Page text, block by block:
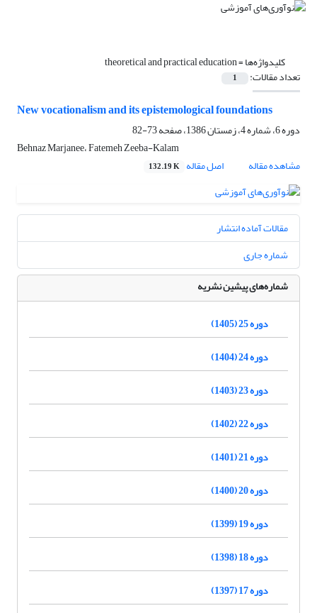
کلیدواژه‌ها =theoretical and practical education
تعداد مقالات: 1
New vocationalism and its epistemological foundations
دوره 6، شماره 4، زمستان 1386، صفحه
73-82
Behnaz Marjanee، Fatemeh Zeeba-Kalam
مشاهده مقاله
اصل مقاله 132.19 K
مقالات آماده انتشار
شماره جاری
شماره‌های پیشین نشریه
دوره 25 (1405)
دوره 24 (1404)
دوره 23 (1403)
دوره 22 (1402)
دوره 21 (1401)
دوره 20 (1400)
دوره 19 (1399)
دوره 18 (1398)
دوره 17 (1397)